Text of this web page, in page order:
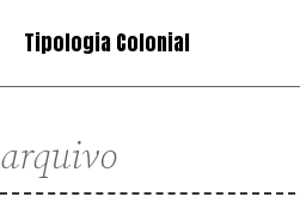
content
Tipologia Colonial
arquivo